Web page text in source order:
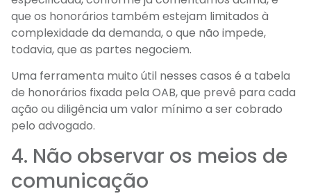
que os honorários também estejam limitados à
complexidade da demanda, o que não impede,
todavia, que as partes negociem.
Uma ferramenta muito útil nesses casos é a tabela
de honorários fixada pela OAB, que prevê para cada
ação ou diligência um valor mínimo a ser cobrado
pelo advogado.
4. Não observar os meios de
comunicação